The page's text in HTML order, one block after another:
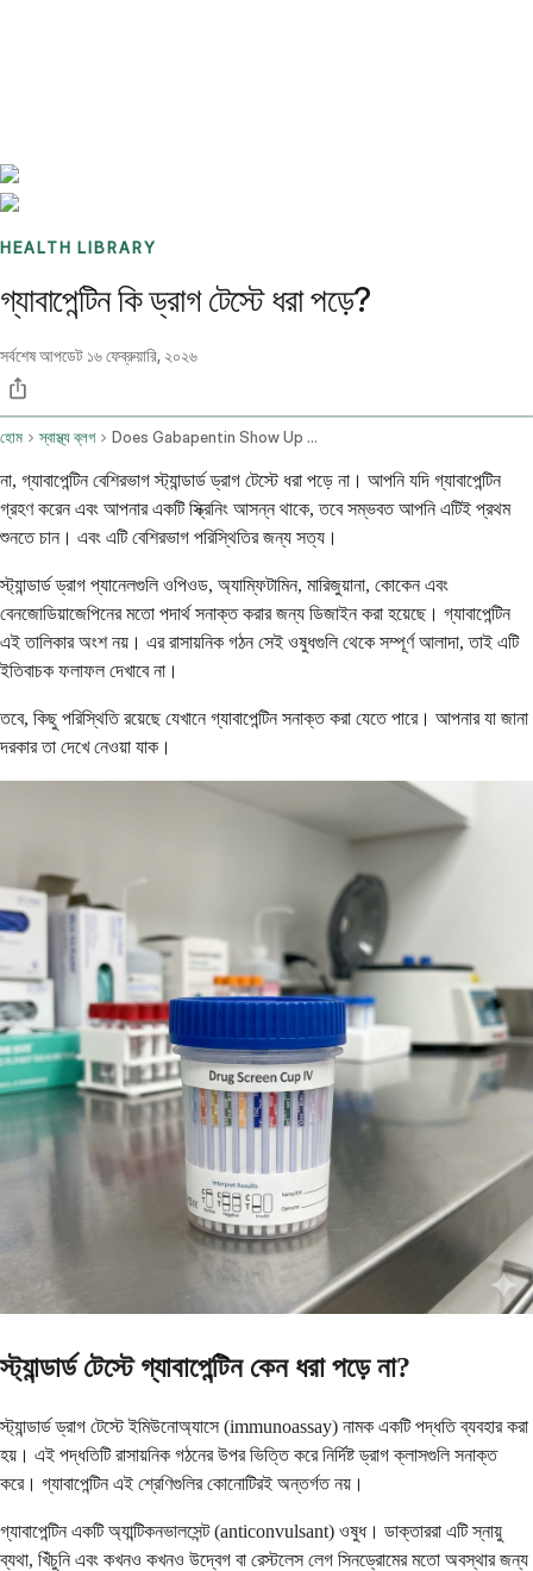
HEALTH LIBRARY
গ্যাবাপেন্টিন কি ড্রাগ টেস্টে ধরা পড়ে?
সর্বশেষ আপডেট ১৬ ফেব্রুয়ারি, ২০২৬
হোম স্বাস্থ্য ব্লগ Does Gabapentin Show Up On A Drug Test
না, গ্যাবাপেন্টিন বেশিরভাগ স্ট্যান্ডার্ড ড্রাগ টেস্টে ধরা পড়ে না। আপনি যদি গ্যাবাপেন্টিন
গ্রহণ করেন এবং আপনার একটি স্ক্রিনিং আসন্ন থাকে, তবে সম্ভবত আপনি এটিই প্রথম
শুনতে চান। এবং এটি বেশিরভাগ পরিস্থিতির জন্য সত্য।
স্ট্যান্ডার্ড ড্রাগ প্যানেলগুলি ওপিওড, অ্যাম্ফিটামিন, মারিজুয়ানা, কোকেন এবং
বেনজোডিয়াজেপিনের মতো পদার্থ সনাক্ত করার জন্য ডিজাইন করা হয়েছে। গ্যাবাপেন্টিন
এই তালিকার অংশ নয়। এর রাসায়নিক গঠন সেই ওষুধগুলি থেকে সম্পূর্ণ আলাদা, তাই এটি
ইতিবাচক ফলাফল দেখাবে না।
তবে, কিছু পরিস্থিতি রয়েছে যেখানে গ্যাবাপেন্টিন সনাক্ত করা যেতে পারে। আপনার যা জানা
দরকার তা দেখে নেওয়া যাক।
স্ট্যান্ডার্ড টেস্টে গ্যাবাপেন্টিন কেন ধরা পড়ে না?
স্ট্যান্ডার্ড ড্রাগ টেস্টে ইমিউনোঅ্যাসে (immunoassay) নামক একটি পদ্ধতি ব্যবহার করা
হয়। এই পদ্ধতিটি রাসায়নিক গঠনের উপর ভিত্তি করে নির্দিষ্ট ড্রাগ ক্লাসগুলি সনাক্ত
করে। গ্যাবাপেন্টিন এই শ্রেণিগুলির কোনোটিরই অন্তর্গত নয়।
গ্যাবাপেন্টিন একটি অ্যান্টিকনভালসেন্ট (anticonvulsant) ওষুধ। ডাক্তাররা এটি স্নায়ু
ব্যথা, খিঁচুনি এবং কখনও কখনও উদ্বেগ বা রেস্টলেস লেগ সিনড্রোমের মতো অবস্থার জন্য